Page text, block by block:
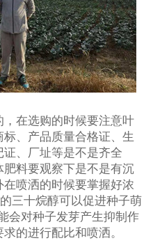
在选购的时候要注意叶
、产品质量合格证、生
、厂址等是不是齐全
料要观察下是不是有沉
喷洒的时候要掌握好浓
三十烷醇可以促进种子萌
会对种子发芽产生抑制作
的进行配比和喷洒。